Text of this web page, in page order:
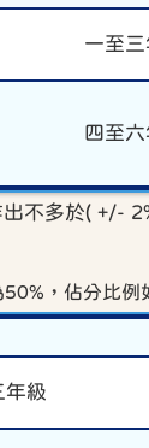
一至
四至
不多於( +/-
，佔分比例
年級